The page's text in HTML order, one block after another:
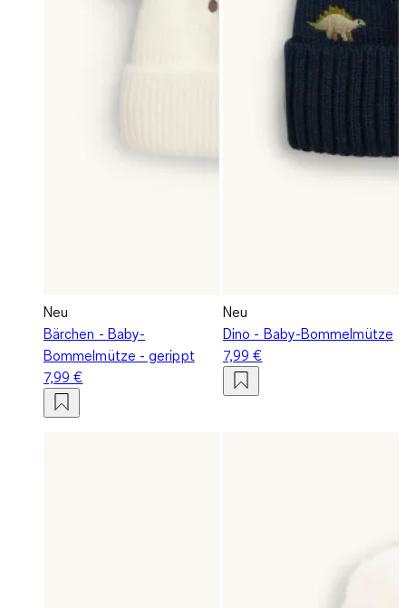
Neu
Bärchen - Baby-
Bommelmütze - gerippt
7,99 €
Neu
Dino - Baby-Bommelmütze
7,99 €